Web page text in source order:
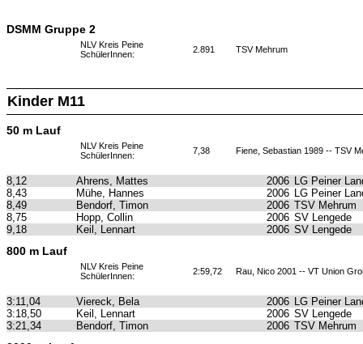
DSMM Gruppe 2
NLV Kreis Peine
SchülerInnen:
2.891 TSV Mehrum
Kinder M11
50 m Lauf
NLV Kreis Peine
SchülerInnen:
7,38 Fiene, Sebastian 1989 -- TSV
8,12 Ahrens, Mattes 2006 LG Peiner
8,43
Mühe, Hannes 2006 LG Peiner
8,49
Bendorf, Timon 2006 TSV Mehrum
8,75
Hopp, Collin 2006 SV Lengede
9,18
Keil, Lennart 2006 SV Lengede
800 m Lauf
NLV Kreis Peine
SchülerInnen:
2:59,72 Rau, Nico 2001 -- VT Union
3:11,04 Viereck, Bela 2006 LG Peiner
3:18,50
Keil, Lennart 2006 SV Lengede
3:21,34
Bendorf, Timon 2006 TSV Mehrum